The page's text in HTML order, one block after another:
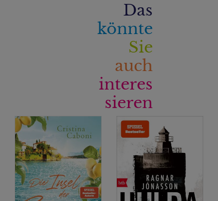
Das
könnte
Sie
auch
interes
sieren